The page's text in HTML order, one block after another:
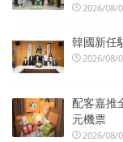
2026/08/
韓國新任
2026/08/
配客嘉推
元機票
2026/08/